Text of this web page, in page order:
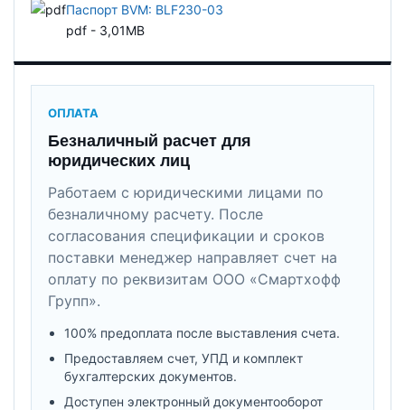
Паспорт BVM: BLF230-03
pdf - 3,01MB
ОПЛАТА
Безналичный расчет для
юридических лиц
Работаем с юридическими лицами по
безналичному расчету. После
согласования спецификации и сроков
поставки менеджер направляет счет на
оплату по реквизитам ООО «Смартхофф
Групп».
100% предоплата после выставления счета.
Предоставляем счет, УПД и комплект
бухгалтерских документов.
Доступен электронный документооборот